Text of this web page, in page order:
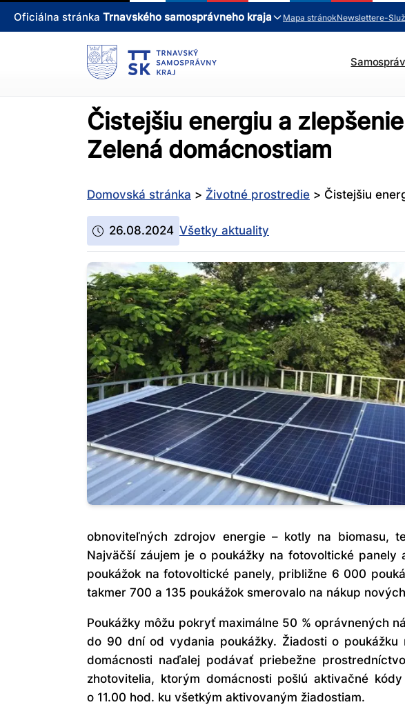
Oficiálna stránka Trnavského samosprávneho kraja Mapa stránokNewslettere-
Čistejšiu energiu a
Zelená domácnostiam
Domovská stránka > Životné prostredie > Čistejšiu
26.08.2024 Všetky aktuality
obnoviteľných zdrojov energie – kotly na biomasu,
Najväčší záujem je o poukážky na fotovoltické
poukážok na fotovoltické panely, približne 6 000
takmer 700 a 135 poukážok smerovalo na nákup
Poukážky môžu pokryť maximálne 50 % oprávnených
do 90 dní od vydania poukážky. Žiadosti o
domácnosti naďalej podávať priebežne
zhotovitelia, ktorým domácnosti pošlú aktivačné
o 11.00 hod. ku všetkým aktivovaným žiadostiam.